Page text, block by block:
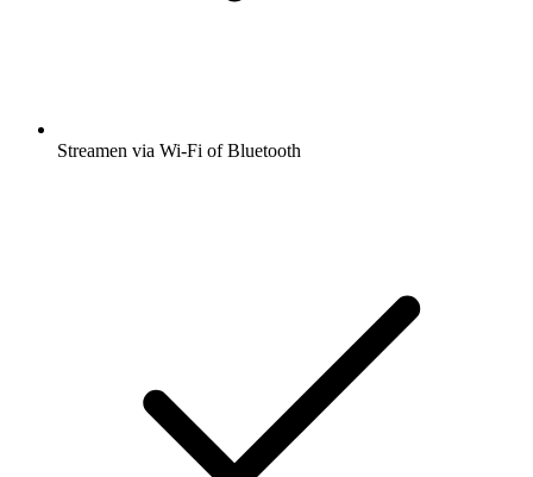
Streamen via Wi-Fi of Bluetooth